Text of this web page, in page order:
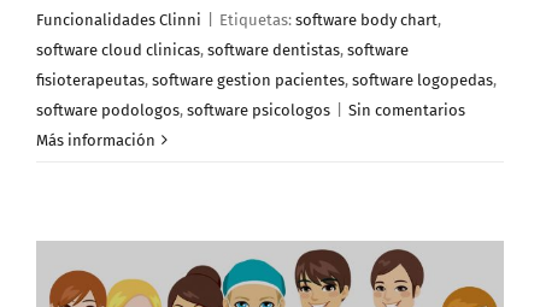
Funcionalidades Clinni
Etiquetas: software body chart,
software cloud clinicas, software dentistas, software
fisioterapeutas, software gestion pacientes, software logopedas,
software podologos, software psicologos
Sin comentarios
Más información